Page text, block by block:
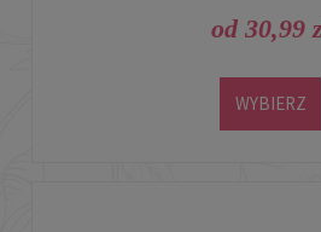
od 30,99
WYBIERZ